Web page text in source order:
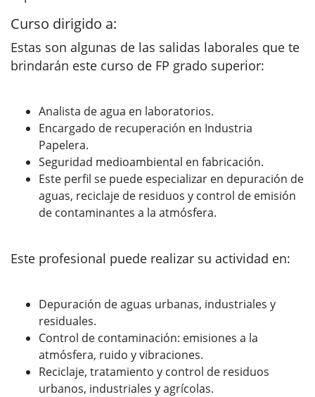
Curso dirigido a:
Estas son algunas de las salidas laborales que te
brindarán este curso de FP grado superior:
Analista de agua en laboratorios.
Encargado de recuperación en Industria
Papelera.
Seguridad medioambiental en fabricación.
Este perfil se puede especializar en depuración de
aguas, reciclaje de residuos y control de emisión
de contaminantes a la atmósfera.
Este profesional puede realizar su actividad en:
Depuración de aguas urbanas, industriales y
residuales.
Control de contaminación: emisiones a la
atmósfera, ruido y vibraciones.
Reciclaje, tratamiento y control de residuos
urbanos, industriales y agrícolas.